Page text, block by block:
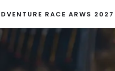
RACE ARWS 2027